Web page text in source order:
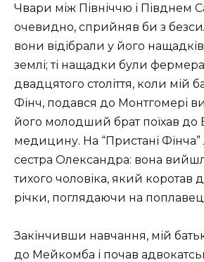
Чвари між Північчю і Півднем
очевидно, сприйняв би з
вони відібрали у його нащадків
землі; ті нащадки були
двадцятого століття, коли мій
Фінч, подався до Монтгомері
його молодший брат поїхав до
медицину. На “Пристані
сестра Олександра: вона
тихого чоловіка, який коротав
річки, поглядаючи на
Закінчивши навчання, мій
до Мейкомба і почав